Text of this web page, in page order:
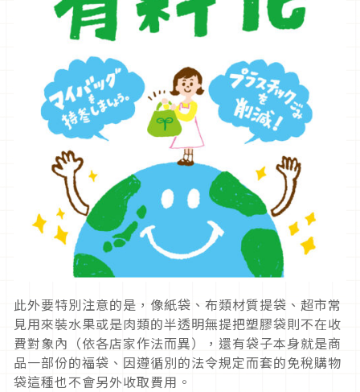
此外要特別注意的是，像紙袋、布類材質提袋、超市常
見用來裝水果或是肉類的半透明無提把塑膠袋則不在收
費對象內（依各店家作法而異），還有袋子本身就是商
品一部份的福袋、因遵循別的法令規定而套的免稅購物
袋這種也不會另外收取費用。